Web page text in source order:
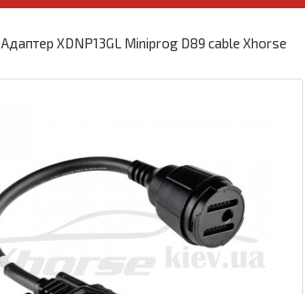
Адаптер XDNP13GL Miniprog D89 cable Xhorse